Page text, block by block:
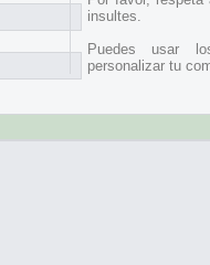
insultes.
Puedes usar
personalizar tu